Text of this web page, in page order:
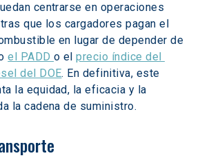
centrarse en operaciones
que los cargadores pagan el
en lugar de depender de
el PADD o el precio índice del
del DOE. En definitiva, este
la equidad, la eficacia y la
la cadena de suministro.